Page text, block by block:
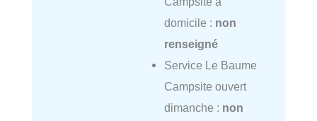
domicile : non
renseigné
Service Le Baume
Campsite ouvert
dimanche : non